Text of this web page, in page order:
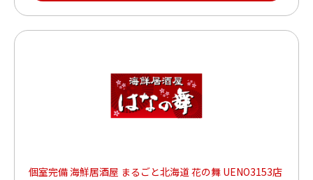
個室完備 海鮮居酒屋 まるごと北海道 花の舞 UENO3153店